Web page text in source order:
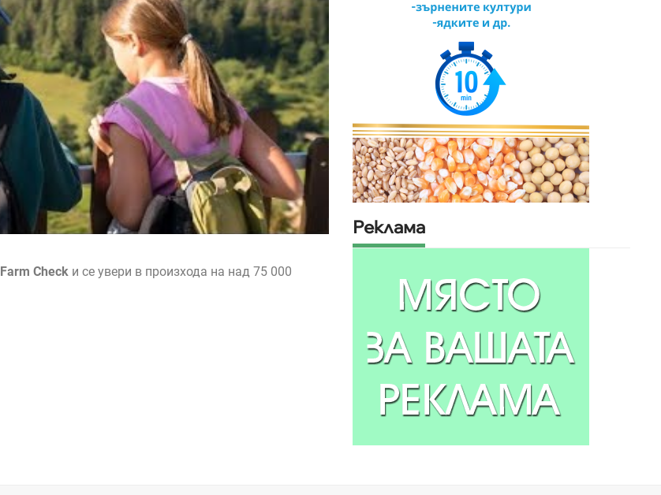
Farm Check и се увери в произхода на над 75 000
Реклама